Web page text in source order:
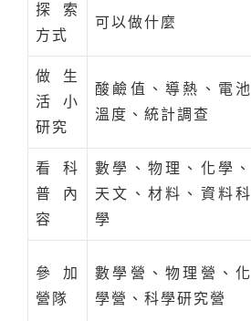
探索
方式
可以做什麼
做生
活小
研究
酸鹼值、導熱、電池
溫度、統計調查
看科
普內
容
數學、物理、化學、
天文、材料、資料科
學
參加
營隊
數學營、物理營、化
學營、科學研究營